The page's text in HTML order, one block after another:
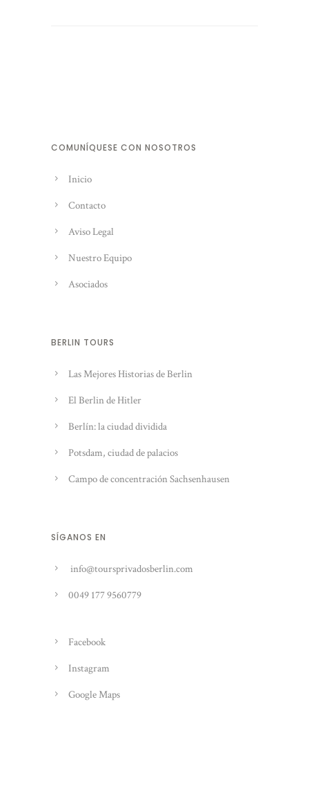
COMUNÍQUESE CON NOSOTROS
Inicio
Contacto
Aviso Legal
Nuestro Equipo
Asociados
BERLIN TOURS
Las Mejores Historias de Berlin
El Berlin de Hitler
Berlín: la ciudad dividida
Potsdam, ciudad de palacios
Campo de concentración Sachsenhausen
SÍGANOS EN
info@toursprivadosberlin.com
0049 177 9560779
Facebook
Instagram
Google Maps